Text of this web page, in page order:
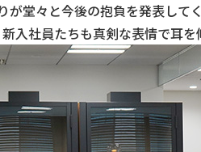
堂々と今後の抱負を発表してく
入社員たちも真剣な表情で耳を